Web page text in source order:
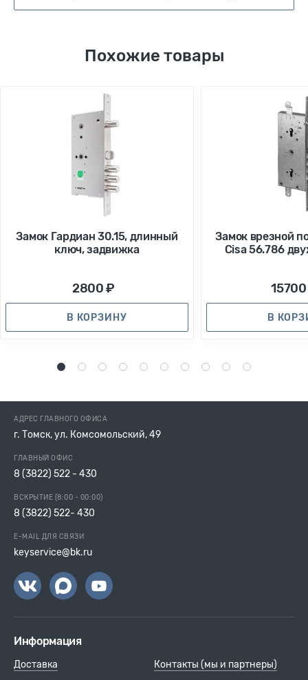
Похожие товары
Замок Гардиан 30.15, длинный
ключ, задвижка
2800 ₽
В КОРЗИНУ
Замок врезной
Cisa 56.786
В
1 2 3 4 5 6 7 8 9 10
АДРЕС ГЛАВНОГО ОФИСА
г. Томск, ул. Комсомольский, 49
ГЛАВНЫЙ ОФИС
8 (3822) 522 - 430
ВСКРЫТИЕ (8:00 - 00:00)
8 (3822) 522- 430
E-MAIL ДЛЯ СВЯЗИ
keyservice@bk.ru
Информация
Доставка Контакты (мы и партнеры)